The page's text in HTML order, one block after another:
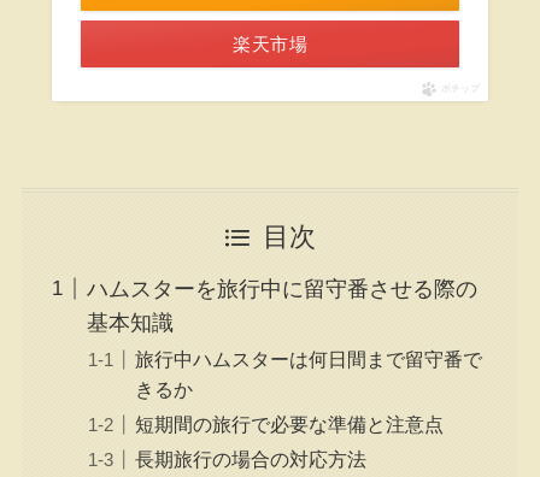
楽天市場
ポチップ
目次
ハムスターを旅行中に留守番させる際の
基本知識
旅行中ハムスターは何日間まで留守番で
きるか
短期間の旅行で必要な準備と注意点
長期旅行の場合の対応方法